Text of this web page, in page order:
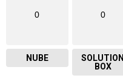
0
NUBE
0
SOLUTION
BOX